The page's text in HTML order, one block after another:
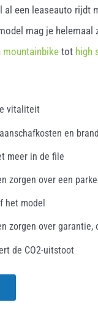
al een leaseauto rijdt
mag je helemaal
mountainbiketot high
vitaliteit
en
meer in de file
zorgen over een
het model
zorgen over garantie,
de CO2-uitstoot